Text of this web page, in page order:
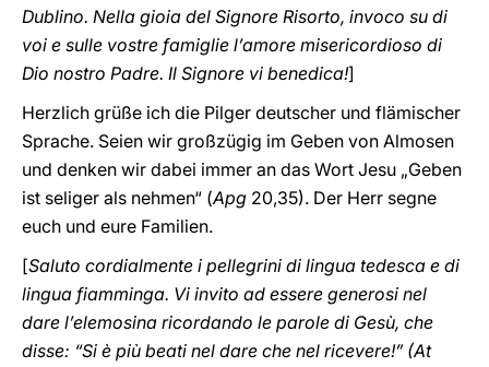
Dublino. Nella gioia del Signore Risorto, invoco su di
voi e sulle vostre famiglie l’amore misericordioso di
Dio nostro Padre. Il Signore vi benedica!]
Herzlich grüße ich die Pilger deutscher und flämischer
Sprache. Seien wir großzügig im Geben von Almosen
und denken wir dabei immer an das Wort Jesu „Geben
ist seliger als nehmen“ (Apg 20,35). Der Herr segne
euch und eure Familien.
[Saluto cordialmente i pellegrini di lingua tedesca e di
lingua fiamminga. Vi invito ad essere generosi nel
dare l’elemosina ricordando le parole di Gesù, che
disse: “Si è più beati nel dare che nel ricevere!” (At